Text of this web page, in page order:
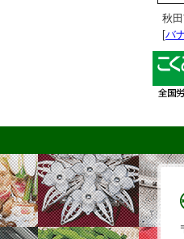
秋
[バ